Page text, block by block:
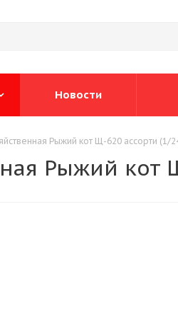
Новости
Рыжий кот Щ-620 ассорти (1/
Рыжий кот